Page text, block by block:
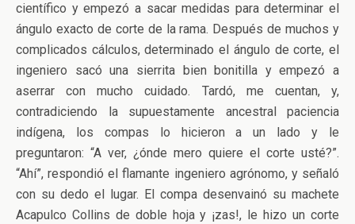
científico y empezó a sacar medidas para determinar el
ángulo exacto de corte de la rama. Después de muchos y
complicados cálculos, determinado el ángulo de corte, el
ingeniero sacó una sierrita bien bonitilla y empezó a
aserrar con mucho cuidado. Tardó, me cuentan, y,
contradiciendo la supuestamente ancestral paciencia
indígena, los compas lo hicieron a un lado y le
preguntaron: “A ver, ¿ónde mero quiere el corte usté?”.
“Ahí”, respondió el flamante ingeniero agrónomo, y señaló
con su dedo el lugar. El compa desenvainó su machete
Acapulco Collins de doble hoja y ¡zas!, le hizo un corte